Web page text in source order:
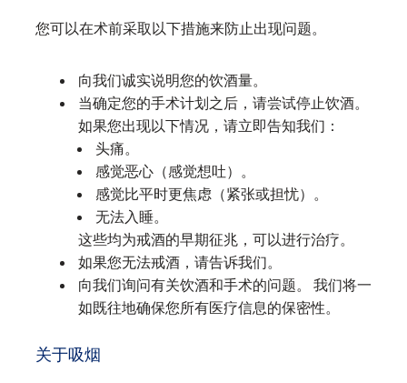
您可以在术前采取以下措施来防止出现问题。
向我们诚实说明您的饮酒量。
当确定您的手术计划之后，请尝试停止饮酒。
如果您出现以下情况，请立即告知我们：
头痛。
感觉恶心（感觉想吐）。
感觉比平时更焦虑（紧张或担忧）。
无法入睡。
这些均为戒酒的早期征兆，可以进行治疗。
如果您无法戒酒，请告诉我们。
向我们询问有关饮酒和手术的问题。 我们将一
如既往地确保您所有医疗信息的保密性。
关于吸烟